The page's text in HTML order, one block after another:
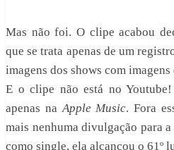
Mas não foi. O clipe acabou
que se trata apenas de um
imagens dos shows com
E o clipe não está no
apenas naApple Music. Fora
mais nenhuma divulgação para
como single, ela alcançou o 61º